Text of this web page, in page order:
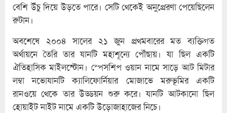
বেশি উঁচু দিয়ে উড়তে পারে। সেটি থেকেই অনুপ্রেরণা পেয়েছিলেন
রুটান।
অবশেষে ২০০৪ সালের ২১ জুন প্রথমবারের মত ব্যক্তিগত
অর্থায়নে তৈরি তার যানটি মহাশূন্যে পৌঁছায়। যা ছিল একটি
ঐতিহাসিক মাইলস্টোন। স্পেসশিপ ওয়ান নামে সাড়ে আট মিটার
লম্বা নভোযানটি ক্যালিফোর্নিয়ার মোজাভে মরুভূমির একটি
রানওয়ে থেকে তার উড্ডয়ন শুরু করে। যানটি আটকানো ছিল
হোয়াইট নাইট নামে একটি উড়োজাহাজের নিচে।